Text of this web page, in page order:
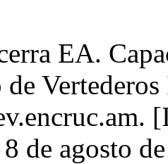
EA.
de agosto